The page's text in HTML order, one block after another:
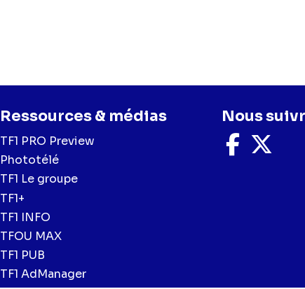
Ressources & médias
TF1 PRO Preview
Phototélé
TF1 Le groupe
TF1+
TF1 INFO
TFOU MAX
TF1 PUB
TF1 AdManager
Nous
Nous
suivre